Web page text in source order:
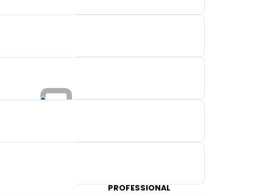
PROFESSIONAL
KSB BELGIUM